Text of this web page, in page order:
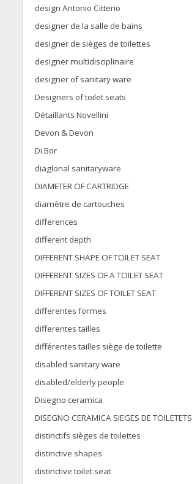
design Antonio Citterio
designer de la salle de bains
designer de sièges de toilettes
designer multidisciplinaire
designer of sanitary ware
Designers of toilet seats
Détaillants Novellini
Devon & Devon
Di.Bor
diaglonal sanitaryware
DIAMETER OF CARTRIDGE
diamètre de cartouches
differences
different depth
DIFFERENT SHAPE OF TOILET SEAT
DIFFERENT SIZES OF A TOILET SEAT
DIFFERENT SIZES OF TOILET SEAT
differentes formes
differentes tailles
différentes tailles siège de toilette
disabled sanitary ware
disabled/elderly people
Disegno ceramica
DISEGNO CERAMICA SIEGES DE TOILETETS
distinctifs sièges de toilettes
distinctive shapes
distinctive toilet seat